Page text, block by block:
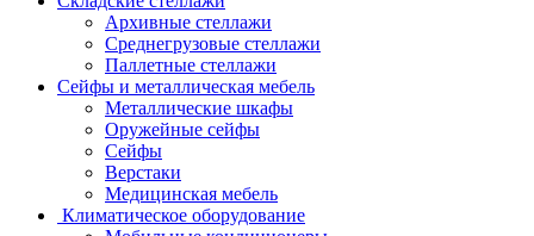
Архивные стеллажи
Среднегрузовые стеллажи
Паллетные стеллажи
Сейфы и металлическая мебель
Металлические шкафы
Оружейные сейфы
Сейфы
Верстаки
Медицинская мебель
Климатическое оборудование